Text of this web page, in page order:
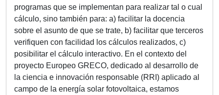
programas que se implementan para realizar tal o cual
cálculo, sino también para: a) facilitar la docencia
sobre el asunto de que se trate, b) facilitar que terceros
verifiquen con facilidad los cálculos realizados, c)
posibilitar el cálculo interactivo. En el contexto del
proyecto Europeo GRECO, dedicado al desarrollo de
la ciencia e innovación responsable (RRI) aplicado al
campo de la energía solar fotovoltaica, estamos